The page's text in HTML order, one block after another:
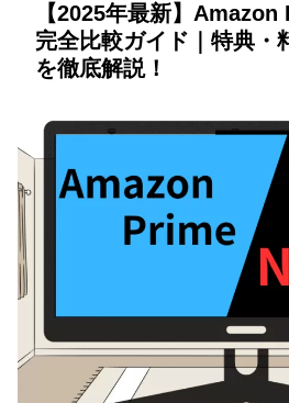
【2025年最新】
完全比較ガイド｜特典・
を徹底解説！